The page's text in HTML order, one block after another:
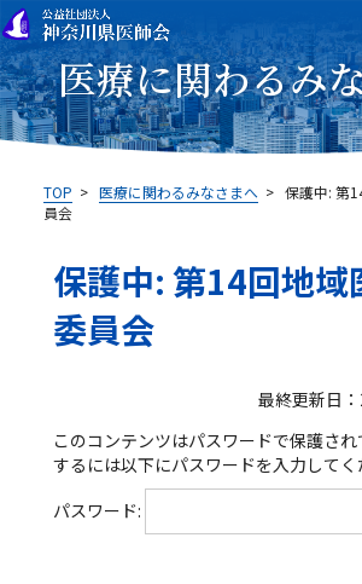
医療に関わるみ
TOP >医療に関わるみなさまへ >保護中: 第
員会
保護中: 第14回地域
委員会
最終更新日
このコンテンツはパスワードで保護さ
するには以下にパスワードを入力してく
パスワード: